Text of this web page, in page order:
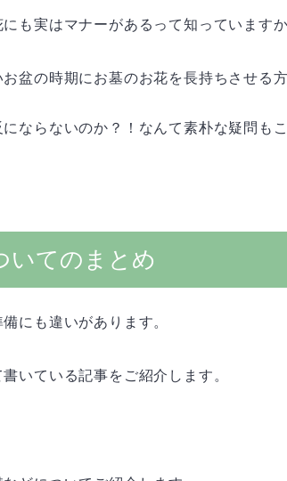
も実はマナーがあるって知っています
盆の時期にお墓のお花を長持ちさせる
ならないのか？！なんて素朴な疑問も
いてのまとめ
にも違いがあります。
いている記事をご紹介します。